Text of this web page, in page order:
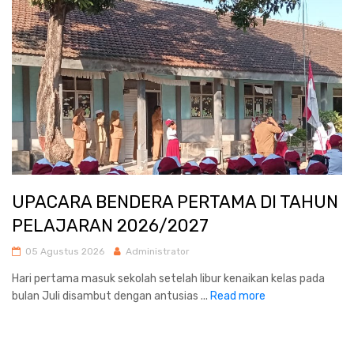
UPACARA BENDERA PERTAMA DI TAHUN
PELAJARAN 2026/2027
05 Agustus 2026 Administrator
Hari pertama masuk sekolah setelah libur kenaikan kelas pada
bulan Juli disambut dengan antusias ... Read more